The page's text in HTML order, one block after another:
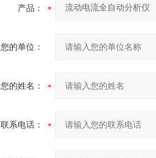
产品：
您的单位：
您的姓名：
联系电话：